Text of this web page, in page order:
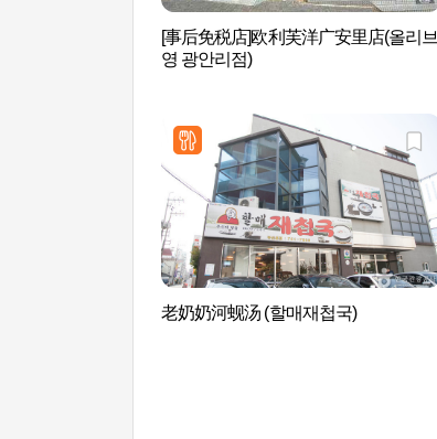
[事后免税店]欧利芙洋广安里店(올리브
영 광안리점)
老奶奶河蚬汤 (할매재첩국)